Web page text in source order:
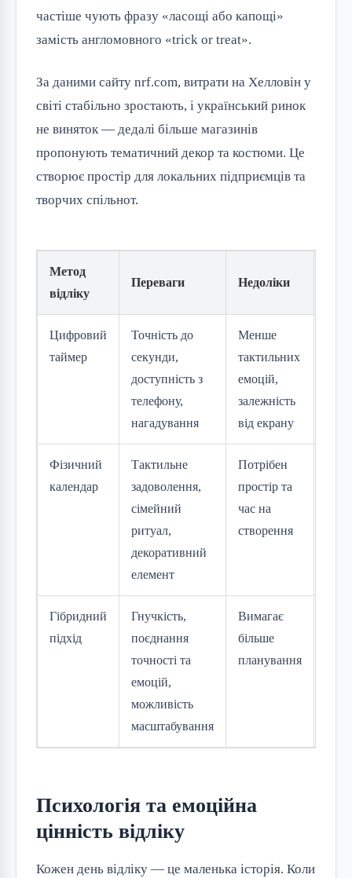
частіше чують фразу «ласощі або капощі»
замість англомовного «trick or treat».
За даними сайту nrf.com, витрати на Хелловін у
світі стабільно зростають, і український ринок
не виняток — дедалі більше магазинів
пропонують тематичний декор та костюми. Це
створює простір для локальних підприємців та
творчих спільнот.
Метод
відліку
Переваги Недоліки
Цифровий
таймер
Точність до
секунди,
доступність з
телефону,
нагадування
Менше
тактильних
емоцій,
залежність
від екрану
Фізичний
календар
Тактильне
задоволення,
сімейний
ритуал,
декоративний
елемент
Потрібен
простір та
час на
створення
Гібридний
підхід
Гнучкість,
поєднання
точності та
емоцій,
можливість
масштабування
Вимагає
більше
планування
Психологія та емоційна
цінність відліку
Кожен день відліку — це маленька історія. Коли